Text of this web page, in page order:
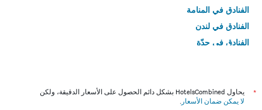
الفنادق في المنامة
الفنادق في لندن
الفنادق في جدّة
*
يحاول HotelsCombined بشكل دائم الحصول على الأسعار الدقيقة، ولكن
لا يمكن ضمان الأسعار .